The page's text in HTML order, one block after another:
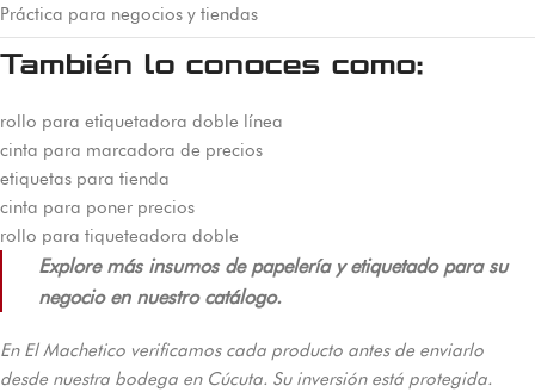
Práctica para negocios y tiendas
También lo conoces como:
rollo para etiquetadora doble línea
cinta para marcadora de precios
etiquetas para tienda
cinta para poner precios
rollo para tiqueteadora doble
Explore más insumos de papelería y etiquetado para su
negocio en nuestro catálogo.
En El Machetico verificamos cada producto antes de enviarlo
desde nuestra bodega en Cúcuta. Su inversión está protegida.